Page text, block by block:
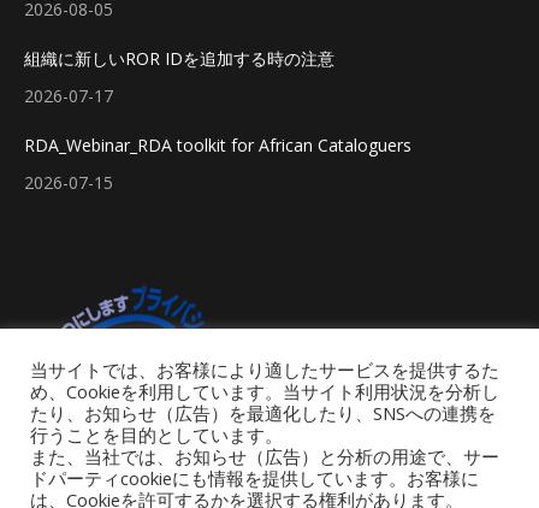
2026-08-05
組織に新しいROR IDを追加する時の注意
2026-07-17
RDA_Webinar_RDA toolkit for African Cataloguers
2026-07-15
当サイトでは、お客様により適したサービスを提供するた
め、Cookieを利用しています。当サイト利用状況を分析し
たり、お知らせ（広告）を最適化したり、SNSへの連携を
行うことを目的としています。
また、当社では、お知らせ（広告）と分析の用途で、サー
ドパーティcookieにも情報を提供しています。お客様に
は、Cookieを許可するかを選択する権利があります。